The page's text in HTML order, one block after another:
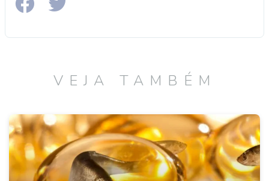
VEJA TAMBÉM